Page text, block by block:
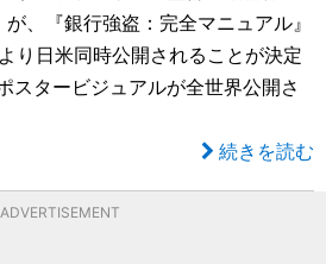
が、『銀行強盗：完全マニュアル』
り日米同時公開されることが決定
スタービジュアルが全世界公開さ
続きを読む
ADVERTISEMENT